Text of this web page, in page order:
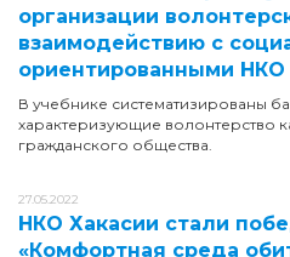
организации
взаимодействию с
ориентированными НКО
В учебнике систематизированы
характеризующие волонтерство
гражданского общества.
27.05.2022
НКО Хакасии стали
«Комфортная среда